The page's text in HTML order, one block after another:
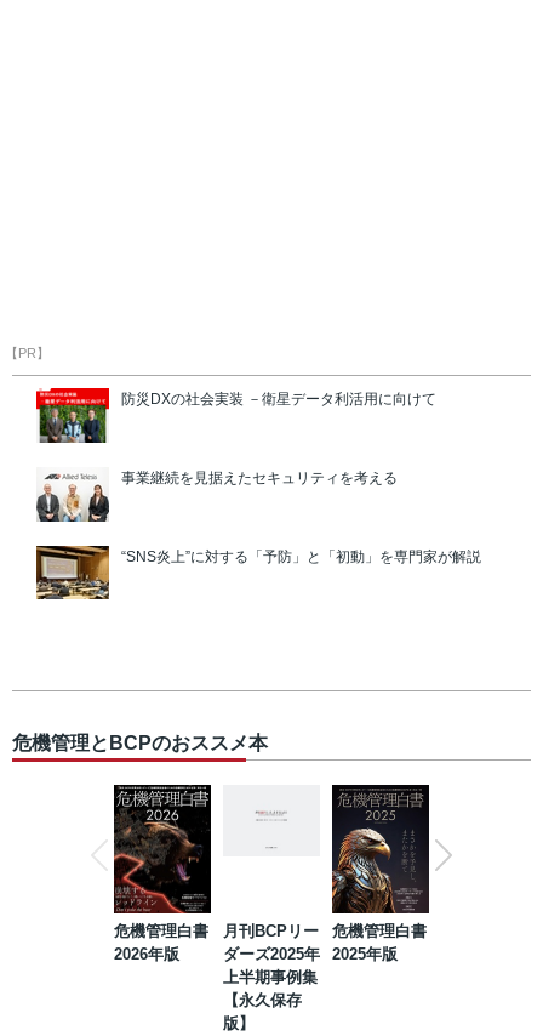
【PR】
防災DXの社会実装 －衛星データ利活用に向けて
事業継続を見据えたセキュリティを考える
“SNS炎上”に対する「予防」と「初動」を専門家が解説
危機管理とBCPのおススメ本
危機管理白書
2026年版
月刊BCPリー
ダーズ2025年
上半期事例集
【永久保存
版】
危機管理白書
2025年版